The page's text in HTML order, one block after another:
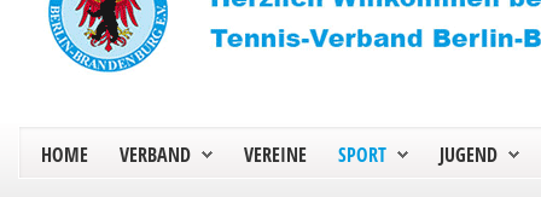
HOME VERBAND VEREINE SPORT JUGEND